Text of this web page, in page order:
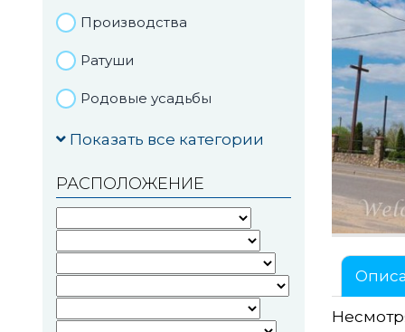
Производства
Ратуши
Родовые усадьбы
Садово-парковая
Национальные парки и
заказники
Озера и водоемы
Памятники археологии
Показать все категории
РАСПОЛОЖЕНИЕ